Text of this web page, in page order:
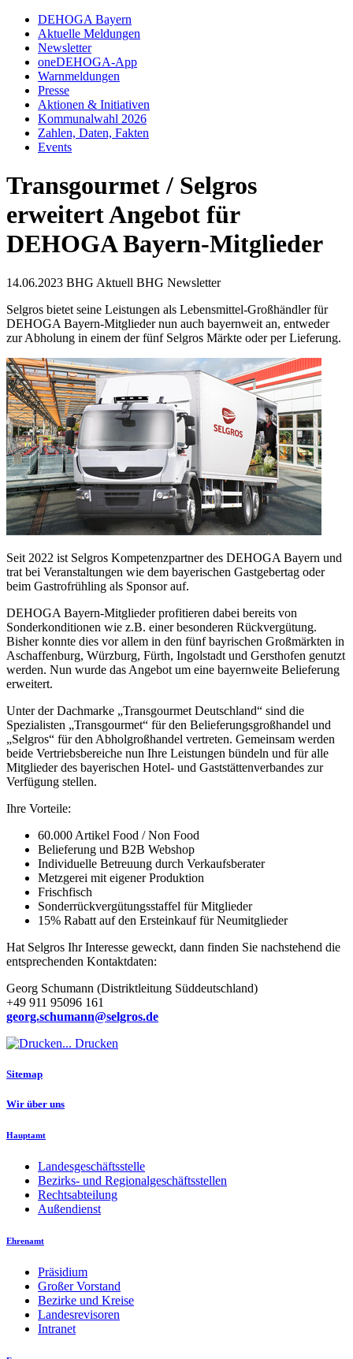
DEHOGA Bayern
Aktuelle Meldungen
Newsletter
oneDEHOGA-App
Warnmeldungen
Presse
Aktionen & Initiativen
Kommunalwahl 2026
Zahlen, Daten, Fakten
Events
Transgourmet / Selgros
erweitert Angebot für
DEHOGA Bayern-Mitglieder
14.06.2023 BHG Aktuell BHG Newsletter
Selgros bietet seine Leistungen als Lebensmittel-Großhändler für
DEHOGA Bayern-Mitglieder nun auch bayernweit an, entweder
zur Abholung in einem der fünf Selgros Märkte oder per Lieferung.
Seit 2022 ist Selgros Kompetenzpartner des DEHOGA Bayern und
trat bei Veranstaltungen wie dem bayerischen Gastgebertag oder
beim Gastrofrühling als Sponsor auf.
DEHOGA Bayern-Mitglieder profitieren dabei bereits von
Sonderkonditionen wie z.B. einer besonderen Rückvergütung.
Bisher konnte dies vor allem in den fünf bayrischen Großmärkten in
Aschaffenburg, Würzburg, Fürth, Ingolstadt und Gersthofen genutzt
werden. Nun wurde das Angebot um eine bayernweite Belieferung
erweitert.
Unter der Dachmarke „Transgourmet Deutschland“ sind die
Spezialisten „Transgourmet“ für den Belieferungsgroßhandel und
„Selgros“ für den Abholgroßhandel vertreten. Gemeinsam werden
beide Vertriebsbereiche nun Ihre Leistungen bündeln und für alle
Mitglieder des bayerischen Hotel- und Gaststättenverbandes zur
Verfügung stellen.
Ihre Vorteile:
60.000 Artikel Food / Non Food
Belieferung und B2B Webshop
Individuelle Betreuung durch Verkaufsberater
Metzgerei mit eigener Produktion
Frischfisch
Sonderrückvergütungsstaffel für Mitglieder
15% Rabatt auf den Ersteinkauf für Neumitglieder
Hat Selgros Ihr Interesse geweckt, dann finden Sie nachstehend die
entsprechenden Kontaktdaten:
Georg Schumann (Distriktleitung Süddeutschland)
+49 911 95096 161
georg.schumann@selgros.de
Drucken
Sitemap
Wir über uns
Hauptamt
Landesgeschäftsstelle
Bezirks- und Regionalgeschäftsstellen
Rechtsabteilung
Außendienst
Ehrenamt
Präsidium
Großer Vorstand
Bezirke und Kreise
Landesrevisoren
Intranet